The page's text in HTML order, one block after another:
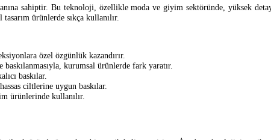
sahiptir. Bu teknoloji, özellikle moda ve giyim sektöründe, yüksek
ürünlerde sıkça kullanılır.
özel özgünlük kazandırır.
kurumsal ürünlerde fark yaratır.
baskılar.
ciltlerine uygun baskılar.
ürünlerinde kullanılır.